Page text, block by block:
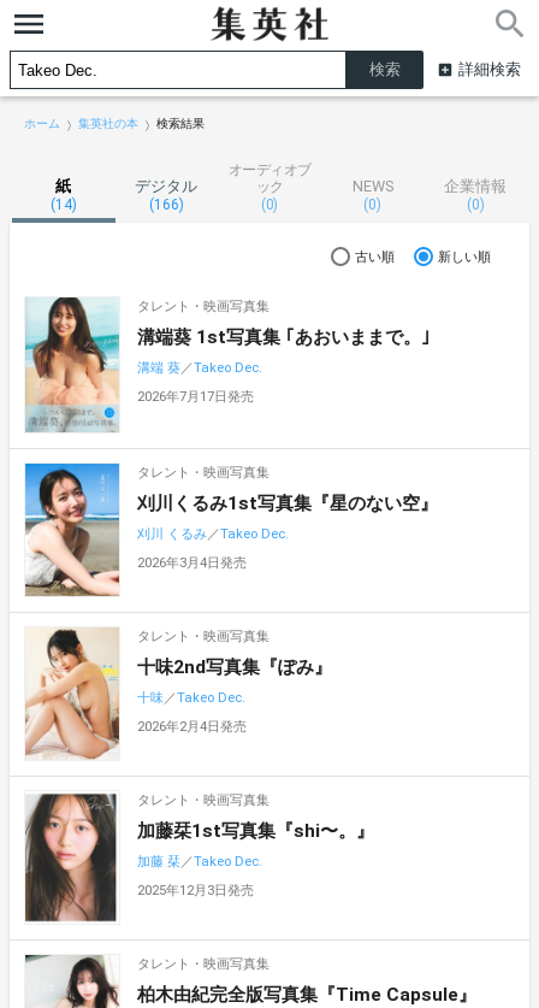
詳細検索
ホーム 集英社の本 検索結果
紙
(14)
デジタル
(166)
オーディオブ
ック
(0)
NEWS
(0)
企業情報
(0)
古い順 新しい順
タレント・映画写真集
溝端葵 1st写真集 ｢あおいままで。｣
溝端 葵／Takeo Dec.
2026年7月17日発売
タレント・映画写真集
刈川くるみ1st写真集『星のない空』
刈川 くるみ／Takeo Dec.
2026年3月4日発売
タレント・映画写真集
十味2nd写真集『ぽみ』
十味／Takeo Dec.
2026年2月4日発売
タレント・映画写真集
加藤栞1st写真集『shi〜。』
加藤 栞／Takeo Dec.
2025年12月3日発売
タレント・映画写真集
柏木由紀完全版写真集『Time Capsule』